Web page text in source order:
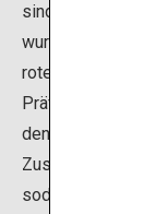
sind. Da in der
wurden die
roten Kieferholz
Präfektur
den Füßen der
Zuschauersitze
sodass in der